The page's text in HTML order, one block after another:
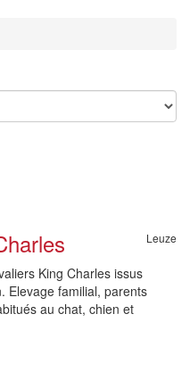
Leuze
King Charles issus
Elevage familial, parents
au chat, chien et